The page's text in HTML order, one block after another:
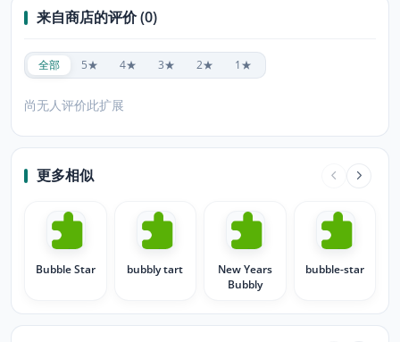
来自商店的评价 (0)
全部 5★ 4★ 3★ 2★ 1★
尚无人评价此扩展
更多相似
Bubble Star bubbly tart
New Years
Bubbly
bubble-star